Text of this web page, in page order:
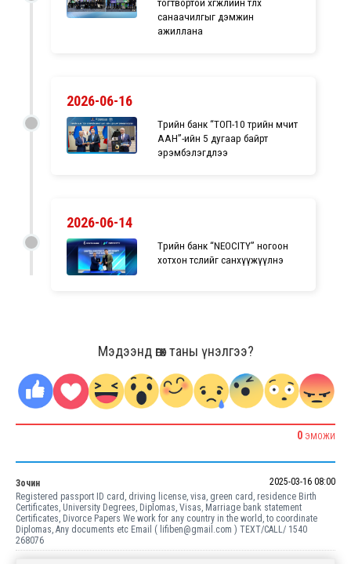
санаачилгыг дэмжин
ажиллана
2026-06-16
Төрийн банк “ТОП-10 төрийн өмчит
ААН”-ийн 5 дугаар байрт
эрэмбэлэгдлээ
2026-06-14
Төрийн банк “NEOCITY” ногоон
хотхон төслийг санхүүжүүлнэ
Мэдээнд өгөх таны үнэлгээ?
0 ЭМОЖИ
Зочин
2025-03-16 08:00
Registered passport ID card, driving license, visa, green card, residence Birth
Certificates, University Degrees, Diplomas, Visas, Marriage bank statement
Certificates, Divorce Papers We work for any country in the world, to coordinate
Diplomas, Any documents etc Email ( lifiben@gmail.com ) TEXT/CALL/ 1540
268076